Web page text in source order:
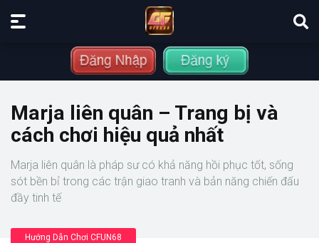
Marja liên quân – Trang bị và
cách chơi hiệu quả nhất
Marja liên quân là pháp sư có khả năng hồi phục tốt, sống
sót bền bỉ trong các trận giao tranh và bản năng chiến đấu
đầy tinh tế
Hướng Dẫn Chơi CFUN68